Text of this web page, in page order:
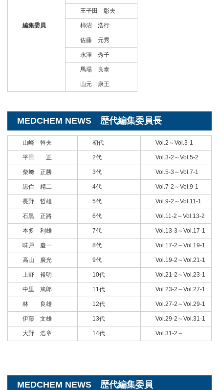
編集委員
王子田 彰夫
柿沼 浩行
佐藤 元秀
永澤 秀子
馬場 良泰
山元 康王
MEDCHEM NEWS 歴代編集委員長
山崎 幹夫 初代 Vol.2～Vol.3-1
平田 正 2代 Vol.3-2～Vol.5-2
柴﨑 正勝 3代 Vol.5-3～Vol.7-1
黒住 精二 4代 Vol.7-2～Vol.9-1
長野 哲雄 5代 Vol.9-2～Vol.11-1
石黒 正路 6代 Vol.11-2～Vol.13-2
本多 利雄 7代 Vol.13-3～Vol.17-1
味戸 慶一 8代 Vol.17-2～Vol.19-1
高山 廣光 9代 Vol.19-2～Vol.21-1
上野 裕明 10代 Vol.21-2～Vol.23-1
中里 篤郎 11代 Vol.23-2～Vol.27-1
林 良雄 12代 Vol.27-2～Vol.29-1
伊藤 文雄 13代 Vol.29-2～Vol.31-1
大野 浩章 14代 Vol.31-2～
MEDCHEM NEWS 歴代編集委員